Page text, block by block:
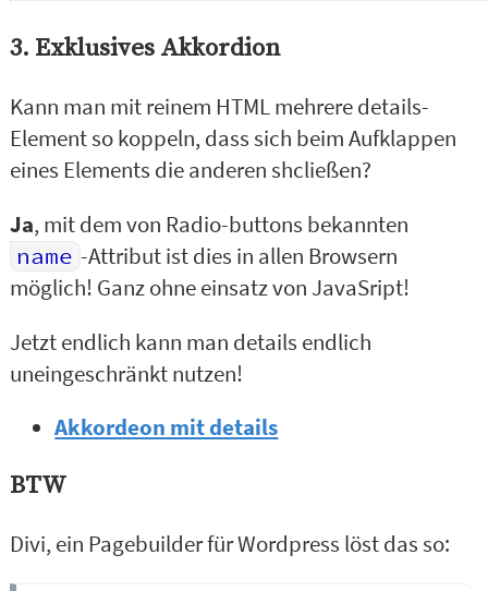
3. Exklusives Akkordion
Kann man mit reinem HTML mehrere details-
Element so koppeln, dass sich beim Aufklappen
eines Elements die anderen shcließen?
Ja, mit dem von Radio-buttons bekannten
name -Attribut ist dies in allen Browsern
möglich! Ganz ohne einsatz von JavaSript!
Jetzt endlich kann man details endlich
uneingeschränkt nutzen!
Akkordeon mit details
BTW
Divi, ein Pagebuilder für Wordpress löst das so: